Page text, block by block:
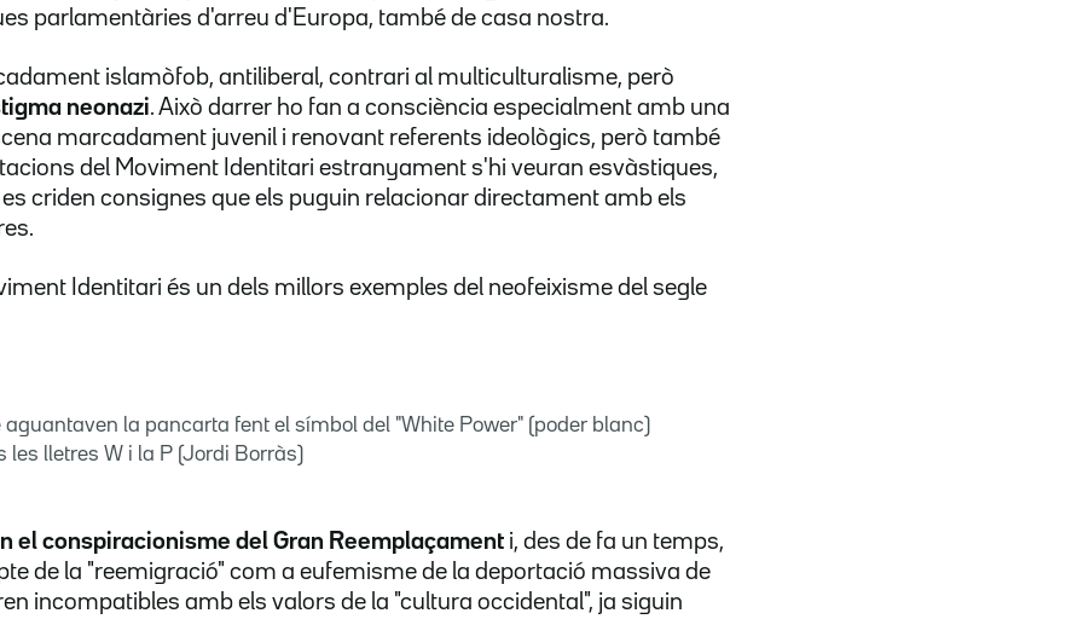
parlamentàries d'arreu d'Europa, també de casa nostra.
islamòfob, antiliberal, contrari al multiculturalisme, però
neonazi. Això darrer ho fan a consciència especialment amb una
marcadament juvenil i renovant referents ideològics, però també
del Moviment Identitari estranyament s'hi veuran esvàstiques,
criden consignes que els puguin relacionar directament amb els
Identitari és un dels millors exemples del neofeixisme del segle
la pancarta fent el símbol del "White Power" (poder blanc)
lletres W i la P (Jordi Borràs)
el conspiracionisme del Gran Reemplaçament i, des de fa un temps,
de la "reemigració" com a eufemisme de la deportació massiva de
incompatibles amb els valors de la "cultura occidental", ja siguin